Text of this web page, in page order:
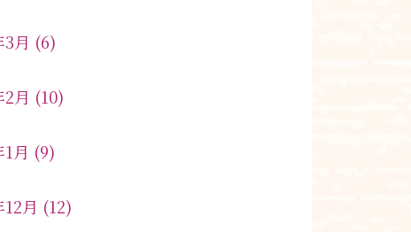
月 (6)
月 (10)
月 (9)
月 (12)